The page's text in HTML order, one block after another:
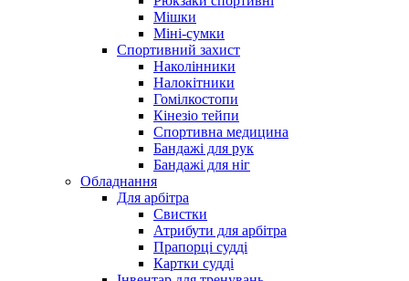
Мішки
Міні-сумки
Спортивний захист
Наколінники
Налокітники
Гомілкостопи
Кінезіо тейпи
Спортивна медицина
Бандажі для рук
Бандажі для ніг
Обладнання
Для арбітра
Свистки
Атрибути для арбітра
Прапорці судді
Картки судді